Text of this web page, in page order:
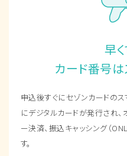
早
カード番号は
申込後すぐにセゾンカードのス
にデジタルカードが発行され、
ー決済、振込キャッシング（
す。